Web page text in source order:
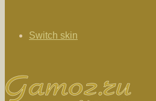
Switch skin